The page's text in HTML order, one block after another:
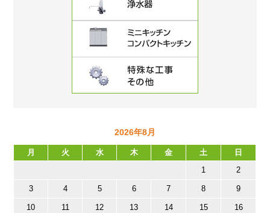
2026年8月
月 火 水 木 金 土
日
1
2
3 4 5 6 7 8 9
10 11 12 13 14 15 16